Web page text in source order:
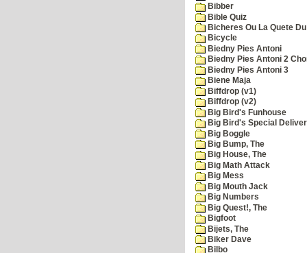
Bibber
Bible Quiz
Bicheres Ou La Quete
Bicycle
Biedny Pies Antoni
Biedny Pies Antoni 2
Biedny Pies Antoni 3
Biene Maja
Biffdrop (v1)
Biffdrop (v2)
Big Bird's Funhouse
Big Bird's Special
Big Boggle
Big Bump, The
Big House, The
Big Math Attack
Big Mess
Big Mouth Jack
Big Numbers
Big Quest!, The
Bigfoot
Bijets, The
Biker Dave
Bilbo